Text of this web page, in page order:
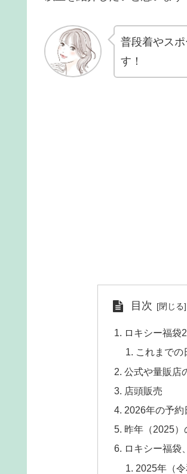
普段着やス
す！
目次
ロキシー福袋
これまでの
公式や量販店
店頭販売
2026年の予約
昨年（2025
ロキシー福袋
2025年（令